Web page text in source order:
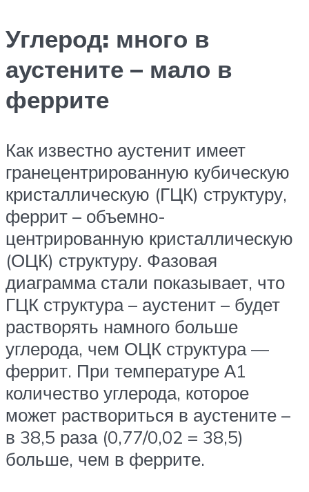
Углерод: много в
аустените – мало в
феррите
Как известно аустенит имеет
гранецентрированную кубическую
кристаллическую (ГЦК) структуру,
феррит – объемно-
центрированную кристаллическую
(ОЦК) структуру. Фазовая
диаграмма стали показывает, что
ГЦК структура – аустенит – будет
растворять намного больше
углерода, чем ОЦК структура —
феррит. При температуре А1
количество углерода, которое
может раствориться в аустените –
в 38,5 раза (0,77/0,02 = 38,5)
больше, чем в феррите.